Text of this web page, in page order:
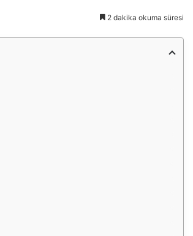
2 dakika okuma süresi